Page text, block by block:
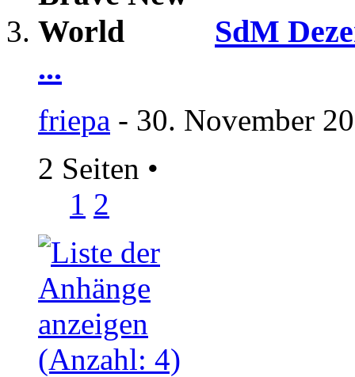
SdM
...
friepa - 30. November
2 Seiten •
1 2